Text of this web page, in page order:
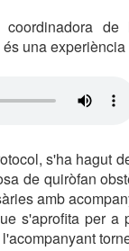
coordinadora
una
s'ha hagut
de quiròfan
amb
s'aprofita per